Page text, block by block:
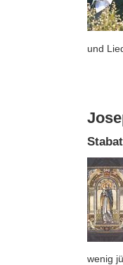
und
wenig